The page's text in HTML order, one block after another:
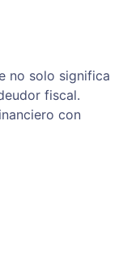
no solo significa
fiscal.
con